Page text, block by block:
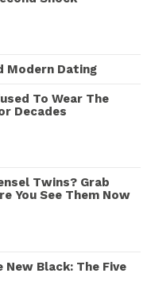
Modern Dating
To Wear The
Decades
Twins? Grab
You See Them Now
New Black: The Five